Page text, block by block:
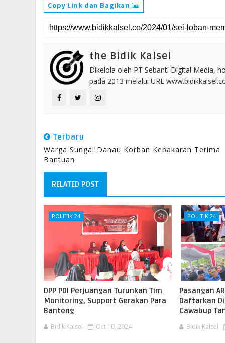
Copy Link dan Bagikan
the Bidik Kalsel
Dikelola oleh PT Sebanti Digital Media,
pada 2013 melalui URL
Terbaru
Warga Sungai Danau Korban Kebakaran Terima
Bantuan
RELATED POST
POLITIK 24
DPP PDI Perjuangan Turunkan Tim
Monitoring, Support Gerakan Para
Banteng
Bidik Kalsel Oct 10, 2024
POLITIK 24
Pasangan
Daftarkan
Cawabup
Bidik Kalsel